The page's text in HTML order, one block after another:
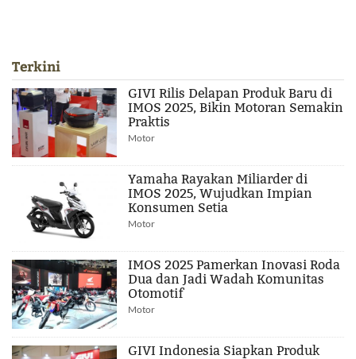
Terkini
GIVI Rilis Delapan Produk Baru di
IMOS 2025, Bikin Motoran Semakin
Praktis
Motor
Yamaha Rayakan Miliarder di
IMOS 2025, Wujudkan Impian
Konsumen Setia
Motor
IMOS 2025 Pamerkan Inovasi Roda
Dua dan Jadi Wadah Komunitas
Otomotif
Motor
GIVI Indonesia Siapkan Produk